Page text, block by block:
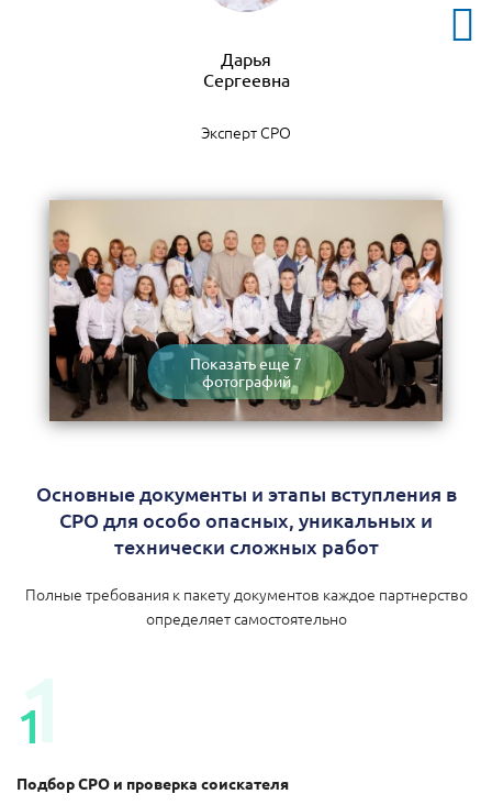
Дарья
Сергеевна
Эксперт СРО
Показать еще 7
фотографий
Основные документы и этапы вступления в
СРО для особо опасных, уникальных и
технически сложных работ
Полные требования к пакету документов каждое партнерство
определяет самостоятельно
Подбор СРО и проверка соискателя